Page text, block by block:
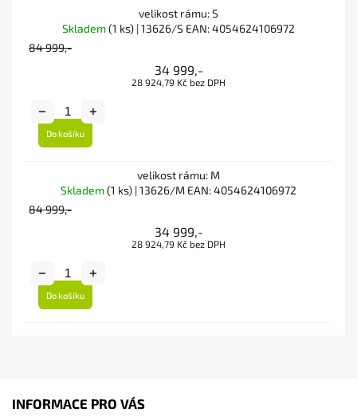
velikost rámu: S
Skladem(1 ks) | 13626/S EAN:4054624106972
84 999,-
34 999,-
28 924,79 Kč bez DPH
Do košíku
velikost rámu: M
Skladem(1 ks) | 13626/M EAN:4054624106972
84 999,-
34 999,-
28 924,79 Kč bez DPH
Do košíku
INFORMACE PRO VÁS